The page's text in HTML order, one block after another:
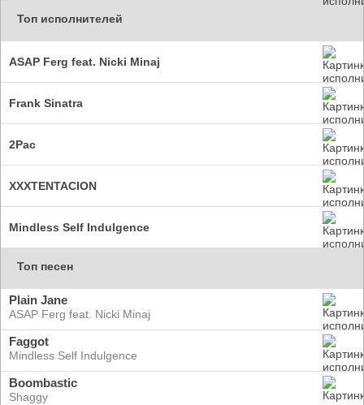
Топ исполнителей
ASAP Ferg feat. Nicki Minaj
Frank Sinatra
2Pac
XXXTENTACION
Mindless Self Indulgence
Топ песен
Plain Jane
ASAP Ferg feat. Nicki Minaj
Faggot
Mindless Self Indulgence
Boombastic
Shaggy